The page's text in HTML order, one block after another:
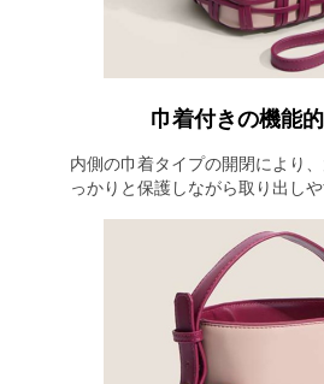
巾着付きの機能
内側の巾着タイプの開閉により
っかりと保護しながら取り出し